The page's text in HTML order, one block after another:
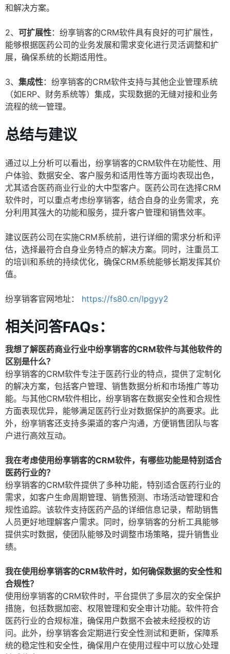
和解决方案。
2、 可扩展性：纷享销客的CRM软件具有良好的可扩展性，
能够根据医药公司的业务发展和需求变化进行灵活调整和扩
展，确保系统的长期适用性。
3、 集成性：纷享销客的CRM软件支持与其他企业管理系统
（如ERP、财务系统等）集成，实现数据的无缝对接和业务
流程的统一管理。
总结与建议
通过以上分析可以看出，纷享销客的CRM软件在功能性、用
户体验、数据安全、客户服务和适用性等方面均表现出色，
尤其适合医药商业行业的大中型客户。医药公司在选择CRM
软件时，可以重点考虑纷享销客，结合自身的业务需求，充
分利用其强大的功能和服务，提升客户管理和销售效率。
建议医药公司在实施CRM系统前，进行详细的需求分析和评
估，选择最符合自身业务特点的解决方案。同时，注重员工
的培训和系统的持续优化，确保CRM系统能够长期发挥其价
值。
纷享销客官网地址： https://fs80.cn/lpgyy2
相关问答FAQs：
我想了解医药商业行业中纷享销客的CRM软件与其他软件的
区别是什么？
纷享销客的CRM软件专注于医药行业的特点，提供了定制化
的解决方案，包括客户管理、销售数据分析和市场推广等功
能。与其他CRM软件相比，纷享销客在数据安全性和合规性
方面表现优异，能够满足医药行业对数据保护的高要求。此
外，纷享销客还支持多渠道的客户沟通，方便销售团队与客
户进行高效互动。
我在考虑使用纷享销客的CRM软件，有哪些功能是特别适合
医药行业的？
纷享销客的CRM软件提供了多种功能，特别适合医药行业的
需求，如客户生命周期管理、销售预测、市场活动管理和合
规性追踪。该软件支持医药产品的详细信息记录，帮助销售
人员更好地理解客户需求。同时，纷享销客的分析工具能够
提供实时数据，使团队能够及时调整市场策略，提升销售业
绩。
我在使用纷享销客的CRM软件时，如何确保数据的安全性和
合规性？
使用纷享销客的CRM软件时，平台提供了多层次的安全保护
措施，包括数据加密、权限管理和安全审计功能。软件符合
医药行业的合规标准，确保用户数据不会被未经授权的访
问。此外，纷享销客会定期进行安全性测试和更新，保障系
统的稳定性和安全性，确保用户在使用过程中可以放心处理